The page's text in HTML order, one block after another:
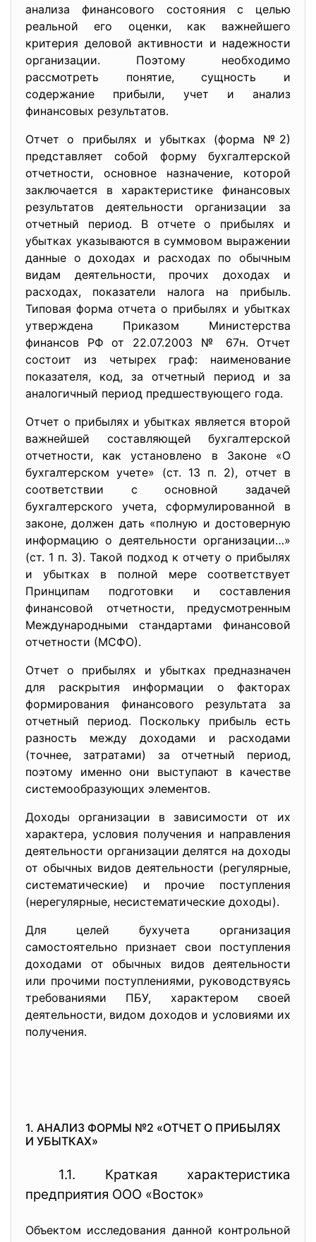
анализа финансового состояния с целью
реальной его оценки, как важнейшего
критерия деловой активности и надежности
организации. Поэтому необходимо
рассмотреть понятие, сущность и
содержание прибыли, учет и анализ
финансовых результатов.
Отчет о прибылях и убытках (форма №2)
представляет собой форму бухгалтерской
отчетности, основное назначение, которой
заключается в характеристике финансовых
результатов деятельности организации за
отчетный период. В отчете о прибылях и
убытках указываются в суммовом выражении
данные о доходах и расходах по обычным
видам деятельности, прочих доходах и
расходах, показатели налога на прибыль.
Типовая форма отчета о прибылях и убытках
утверждена Приказом Министерства
финансов РФ от 22.07.2003 № 67н. Отчет
состоит из четырех граф: наименование
показателя, код, за отчетный период и за
аналогичный период предшествующего года.
Отчет о прибылях и убытках является второй
важнейшей составляющей бухгалтерской
отчетности, как установлено в Законе «О
бухгалтерском учете» (ст. 13 п. 2), отчет в
соответствии с основной задачей
бухгалтерского учета, сформулированной в
законе, должен дать «полную и достоверную
информацию о деятельности организации…»
(ст. 1 п. 3). Такой подход к отчету о прибылях
и убытках в полной мере соответствует
Принципам подготовки и составления
финансовой отчетности, предусмотренным
Международными стандартами финансовой
отчетности (МСФО).
Отчет о прибылях и убытках предназначен
для раскрытия информации о факторах
формирования финансового результата за
отчетный период. Поскольку прибыль есть
разность между доходами и расходами
(точнее, затратами) за отчетный период,
поэтому именно они выступают в качестве
системообразующих элементов.
Доходы организации в зависимости от их
характера, условия получения и направления
деятельности организации делятся на доходы
от обычных видов деятельности (регулярные,
систематические) и прочие поступления
(нерегулярные, несистематические доходы).
Для целей бухучета организация
самостоятельно признает свои поступления
доходами от обычных видов деятельности
или прочими поступлениями, руководствуясь
требованиями ПБУ, характером своей
деятельности, видом доходов и условиями их
получения.
1. АНАЛИЗ ФОРМЫ №2 «ОТЧЕТ О ПРИБЫЛЯХ
И УБЫТКАХ»
1.1. Краткая характеристика
предприятия ООО «Восток»
Объектом исследования данной контрольной